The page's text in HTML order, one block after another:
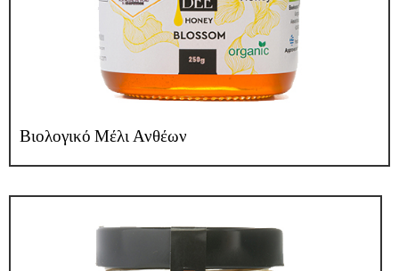
Βιολογικό Μέλι Ανθέων